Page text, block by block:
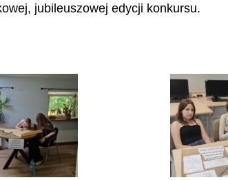
jubileuszowej edycji konkursu.